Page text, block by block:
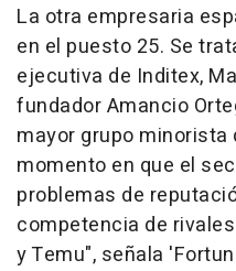
La otra empresaria
en el puesto 25. Se
ejecutiva de Inditex,
fundador Amancio
mayor grupo minorista
momento en que el
problemas de
competencia de
y Temu", señala